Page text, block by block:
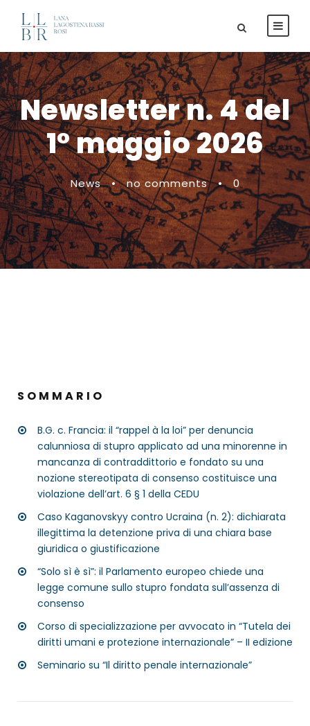
Newsletter n. 4 del
1° maggio 2026
News • no comments • 0
SOMMARIO
B.G. c. Francia: il “rappel à la loi” per denuncia
calunniosa di stupro applicato ad una minorenne in
mancanza di contraddittorio e fondato su una
nozione stereotipata di consenso costituisce una
violazione dell’art. 6 § 1 della CEDU
Caso Kaganovskyy contro Ucraina (n. 2): dichiarata
illegittima la detenzione priva di una chiara base
giuridica o giustificazione
“Solo sì è sì”: il Parlamento europeo chiede una
legge comune sullo stupro fondata sull’assenza di
consenso
Corso di specializzazione per avvocato in “Tutela dei
diritti umani e protezione internazionale” – II edizione
Seminario su “Il diritto penale internazionale”